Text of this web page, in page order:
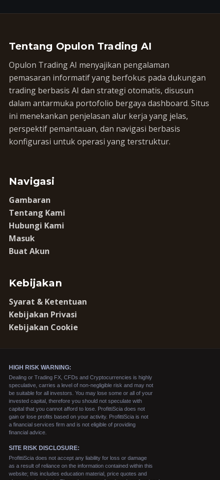
Tentang Opulon Trading AI
Opulon Trading AI menyajikan pengalaman
pemasaran informatif yang berfokus pada dukungan
trading berbasis AI dan strategi otomatis, disusun
dalam antarmuka portofolio bergaya dashboard. Situs
ini menekankan penjelasan alur kerja yang jelas,
perspektif pemantauan, dan navigasi berbasis
konfigurasi untuk operasi yang terstruktur.
Navigasi
Gambaran
Tentang Kami
Hubungi Kami
Masuk
Buat Akun
Kebijakan
Syarat & Ketentuan
Kebijakan Privasi
Kebijakan Cookie